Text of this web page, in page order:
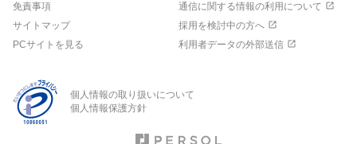
免責事項
通信に関する情報の利用について
サイトマップ
採用を検討中の方へ
PCサイトを見る
利用者データの外部送信
個人情報の取り扱いについて
個人情報保護方針